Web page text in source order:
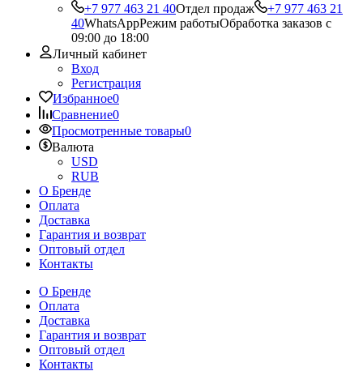
+7 977 463 21 40Отдел продаж
+7 977 463 21
40WhatsAppРежим работыОбработка заказов с
09:00 до 18:00
Личный кабинет
Вход
Регистрация
Избранное0
Сравнение0
Просмотренные товары0
Валюта
USD
RUB
О Бренде
Оплата
Доставка
Гарантия и возврат
Оптовый отдел
Контакты
О Бренде
Оплата
Доставка
Гарантия и возврат
Оптовый отдел
Контакты